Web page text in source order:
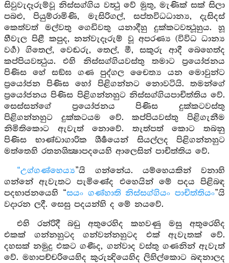
සිවුවැදෑරුම්වූ නිස්සග්ගිය වත්‍ථු වේ මුතු, මැණික් සක් සිලා
පබළු, පියුම්රාමිණි, මැසිරිගල්, සප්තවිධධාන්‍ය, දැසිදස්
කෙත්වත් මල්වතු ගෙඩිවතු යනාදීහු දුක්කටවත්‍ථූහුය. හූ
හීවැල පිළී කපුද, නන්වැදෑරුම් වූ අපරණ්‍ය (විවිධ ධාන්‍ය
වර්‍ග) ගිතෙල්, වෙඬරු, තෙල්, මී, සකුරු ආදී බෙහෙත්ද
කප්පියවත්‍ථුය. එහි නිස්සග්ගියවස්තු තමාට ප්‍රයෝජනය
පිණිස හේ සඞ්ඝ ගණ පුද්ගල චෛත්‍ය යන මොවුන්ට
ප්‍රයෝජන පිණිස හෝ පිළිගන්නට නොවටියි. තමන්ගේ
ප්‍රයෝජනය පිණිස පිළිගන්නහුට නිස්සග්ගියපාචිත්තිය වේ.
සෙස්සන්ගේ ප්‍රයෝජනය පිණිස දුක්කටවස්තු
පිළිගන්නහුට දුක්කටයම වේ. කප්පියවස්තු පිළිගැනීම
නිමිතිකොට ඇවැත් නොවේ. තැත්පත් කොට තබනු
පිණිස භාණ්ඩාගාරික ශීර්‍ෂයෙන් සියල්ලද පිළිගන්නහුට
මත්තෙහි රතනශික්‍ෂාපදයෙහි ආලෙසින් පාචිත්තිය වේ.
“උග්ගණ්හෙය්‍ය”යි ගන්නේය. යම්හෙයකින් වනාහි
ගන්නේ ඇවැතට පැමිණේද එහෙයින් මේ පදය පිළිබඳ
පදභාජනයෙහි “සයං ගණ්හාති නිස්සග්ගියං පාචිත්තියං”යි
වදාරන ලදී. සෙසු පදයන්හි ද මේ නයවේ.
එහි රන්රිදී බඩු අතුරෙහිද කහවණු මසු අතුරෙහිද
එකක් ගන්නහුටද ගන්වන්නහුටද එක් ඇවැතක් වේ.
දහසක් නමුදු එකට ගණීද, ගන්වාද වස්තු ගණනින් ඇවැත්
වේ. මහාපච්චරියෙහිද කුරුන්‍දියෙහිද ලිහිල්කොට බඳනාලද